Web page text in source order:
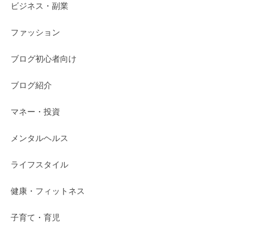
ビジネス・副業
ファッション
ブログ初心者向け
ブログ紹介
マネー・投資
メンタルヘルス
ライフスタイル
健康・フィットネス
子育て・育児